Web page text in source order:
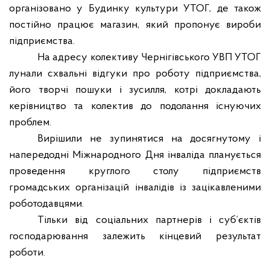
організовано у Будинку культури УТОГ, де також
постійно працює магазин, який пропонує вироби
підприємства.
На адресу колективу Чернігівського УВП УТОГ
лунали схвальні відгуки про роботу підприємства,
його творчі пошуки і зусилля, котрі докладають
керівництво та колектив до подолання існуючих
проблем.
Вирішили не зупинятися на досягнутому і
напередодні Міжнародного Дня інваліда планується
проведення круглого столу підприємств
громадських організацій інвалідів із зацікавленими
роботодавцями.
Тільки від соціальних партнерів і суб’єктів
господарювання залежить кінцевий результат
роботи.